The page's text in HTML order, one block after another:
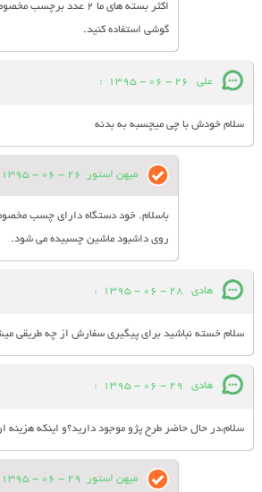
اکثر بسته های ما 2 عدد
گوشی استفاده کنید.
علی 26 - 06 - 1395
:
سلام خودش با چی میچسبه به بدنه
میهن استور 26 - 06 - 1395
باسلام. خود دستگاه دارای چسب
روی داشبود ماشین چسبیده می شود.
هادي 28 - 06 - 1395
:
سلام خسته نباشيد براي پيگيري سفارش از چه طريقي
هادي 29 - 06 - 1395
:
سلام،در حال حاضر طرح پژو موجود داريد؟و اينكه
میهن استور 29 - 06 - 1395